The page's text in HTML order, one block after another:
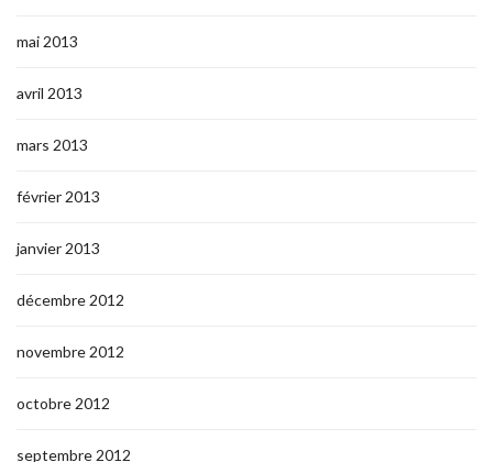
mai 2013
avril 2013
mars 2013
février 2013
janvier 2013
décembre 2012
novembre 2012
octobre 2012
septembre 2012